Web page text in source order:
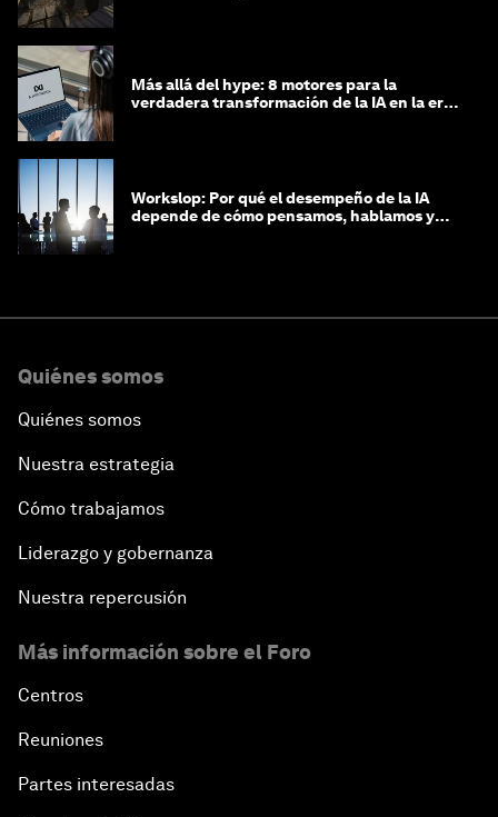
Más allá del hype: 8 motores para la
verdadera transformación de la IA en la era
Workslop: Por qué el desempeño de la IA
depende de cómo pensamos, hablamos y
Quiénes somos
Quiénes somos
Nuestra estrategia
Cómo trabajamos
Liderazgo y gobernanza
Nuestra repercusión
Más información sobre el Foro
Centros
Reuniones
Partes interesadas